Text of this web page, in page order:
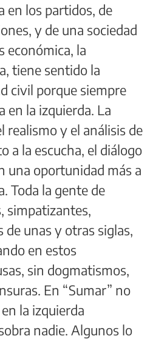
en los partidos, de
y de una sociedad
económica, la
tiene sentido la
civil porque siempre
en la izquierda. La
realismo y el análisis de
a la escucha, el diálogo
una oportunidad más a
Toda la gente de
simpatizantes,
unas y otras siglas,
en estos
sin dogmatismos,
En “Sumar” no
la izquierda
nadie. Algunos lo